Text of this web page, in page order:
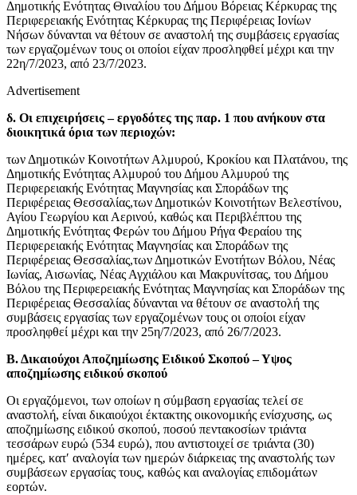
Δημοτικής Ενότητας Θιναλίου του Δήμου Βόρειας Κέρκυρας της
Περιφερειακής Ενότητας Κέρκυρας της Περιφέρειας Ιονίων
Νήσων δύνανται να θέτουν σε αναστολή της συμβάσεις εργασίας
των εργαζομένων τους οι οποίοι είχαν προσληφθεί μέχρι και την
22η/7/2023, από 23/7/2023.
Advertisement
δ. Οι επιχειρήσεις – εργοδότες της παρ. 1 που ανήκουν στα
διοικητικά όρια των περιοχών:
των Δημοτικών Κοινοτήτων Αλμυρού, Κροκίου και Πλατάνου, της
Δημοτικής Ενότητας Αλμυρού του Δήμου Αλμυρού της
Περιφερειακής Ενότητας Μαγνησίας και Σποράδων της
Περιφέρειας Θεσσαλίας,των Δημοτικών Κοινοτήτων Βελεστίνου,
Αγίου Γεωργίου και Αερινού, καθώς και Περιβλέπτου της
Δημοτικής Ενότητας Φερών του Δήμου Ρήγα Φεραίου της
Περιφερειακής Ενότητας Μαγνησίας και Σποράδων της
Περιφέρειας Θεσσαλίας,των Δημοτικών Ενοτήτων Βόλου, Νέας
Ιωνίας, Αισωνίας, Νέας Αγχιάλου και Μακρυνίτσας, του Δήμου
Βόλου της Περιφερειακής Ενότητας Μαγνησίας και Σποράδων της
Περιφέρειας Θεσσαλίας δύνανται να θέτουν σε αναστολή της
συμβάσεις εργασίας των εργαζομένων τους οι οποίοι είχαν
προσληφθεί μέχρι και την 25η/7/2023, από 26/7/2023.
Β. Δικαιούχοι Αποζημίωσης Ειδικού Σκοπού – Υψος
αποζημίωσης ειδικού σκοπού
Οι εργαζόμενοι, των οποίων η σύμβαση εργασίας τελεί σε
αναστολή, είναι δικαιούχοι έκτακτης οικονομικής ενίσχυσης, ως
αποζημίωσης ειδικού σκοπού, ποσού πεντακοσίων τριάντα
τεσσάρων ευρώ (534 ευρώ), που αντιστοιχεί σε τριάντα (30)
ημέρες, κατ′ αναλογία των ημερών διάρκειας της αναστολής των
συμβάσεων εργασίας τους, καθώς και αναλογίας επιδομάτων
εορτών.